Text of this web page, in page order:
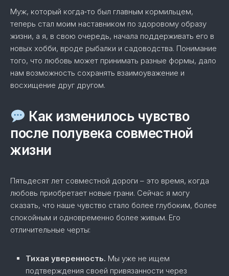
Муж, который когда‑то был главным кормильцем,
теперь стал моим наставником по здоровому образу
жизни, а я, в свою очередь, начала поддерживать его в
новых хобби, вроде рыбалки и садоводства. Понимание
того, что любовь может принимать разные формы, дало
нам возможность сохранять взаимоуважение и
восхищение друг другом.
Как изменилось чувство
после полувека совместной
жизни
Пятьдесят лет совместной дороги – это время, когда
любовь приобретает новые грани. Сейчас я могу
сказать, что наше чувство стало более глубоким, более
спокойным и одновременно более живым. Его
отличительные черты:
Тихая уверенность. Мы уже не ищем
подтверждения своей привязанности через